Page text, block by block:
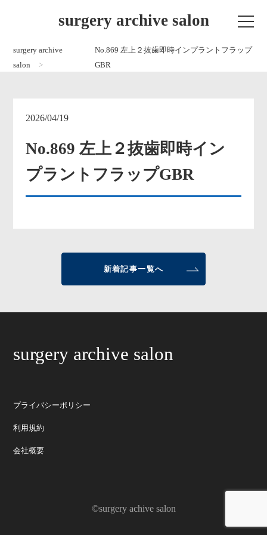
surgery archive salon
surgery archive
salon
No.869 左上２抜歯即時インプラントフラップ
GBR
2026/04/19
No.869 左上２抜歯即時イン
プラントフラップGBR
新着記事一覧へ
surgery archive salon
プライバシーポリシー
利用規約
会社概要
©surgery achive salon